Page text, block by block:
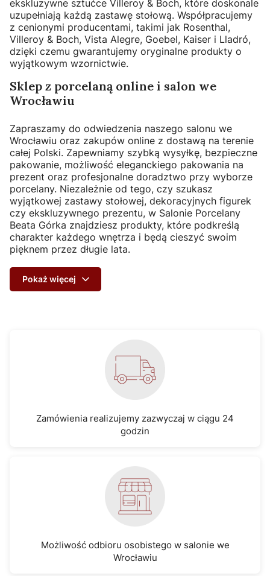
ekskluzywne sztućce Villeroy & Boch, które doskonale
uzupełniają każdą zastawę stołową. Współpracujemy
z cenionymi producentami, takimi jak Rosenthal,
Villeroy & Boch, Vista Alegre, Goebel, Kaiser i Lladró,
dzięki czemu gwarantujemy oryginalne produkty o
wyjątkowym wzornictwie.
Sklep z porcelaną online i salon we
Wrocławiu
Zapraszamy do odwiedzenia naszego salonu we
Wrocławiu oraz zakupów online z dostawą na terenie
całej Polski. Zapewniamy szybką wysyłkę, bezpieczne
pakowanie, możliwość eleganckiego pakowania na
prezent oraz profesjonalne doradztwo przy wyborze
porcelany. Niezależnie od tego, czy szukasz
wyjątkowej zastawy stołowej, dekoracyjnych figurek
czy ekskluzywnego prezentu, w Salonie Porcelany
Beata Górka znajdziesz produkty, które podkreślą
charakter każdego wnętrza i będą cieszyć swoim
pięknem przez długie lata.
Pokaż więcej
Zamówienia realizujemy zazwyczaj w ciągu 24
godzin
Możliwość odbioru osobistego w salonie we
Wrocławiu